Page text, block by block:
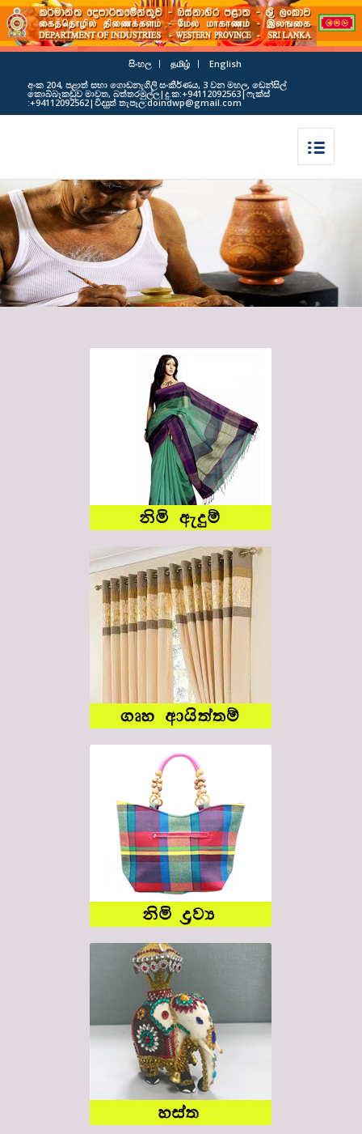
සිංහල தமிழ்
English
අංක 204, පළාත් සභා ගොඩනැගිලි සංකීර්ණය, 3 වන මහල, ඩෙන්සිල්
කොබ්බෑකඩුව මාවත, බත්තරමුල්ල|දු.ක:+94112092563|ෆැක්ස්
:+94112092562|විද්‍යුත් තැපෑල:doindwp@gmail.com